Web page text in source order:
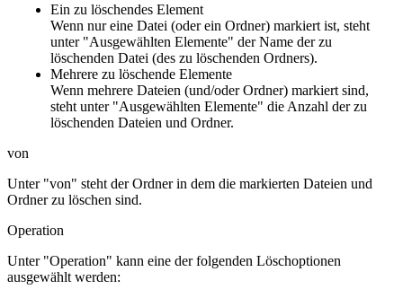
Ein zu löschendes Element
Wenn nur eine Datei (oder ein Ordner) markiert ist, steht
unter "Ausgewählten Elemente" der Name der zu
löschenden Datei (des zu löschenden Ordners).
Mehrere zu löschende Elemente
Wenn mehrere Dateien (und/oder Ordner) markiert sind,
steht unter "Ausgewählten Elemente" die Anzahl der zu
löschenden Dateien und Ordner.
von
Unter "von" steht der Ordner in dem die markierten Dateien und
Ordner zu löschen sind.
Operation
Unter "Operation" kann eine der folgenden Löschoptionen
ausgewählt werden: